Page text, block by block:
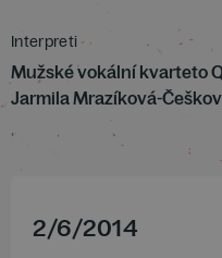
Interpreti
Mužské vokální kvarteto
Jarmila Mrazíková-
2/6/2014